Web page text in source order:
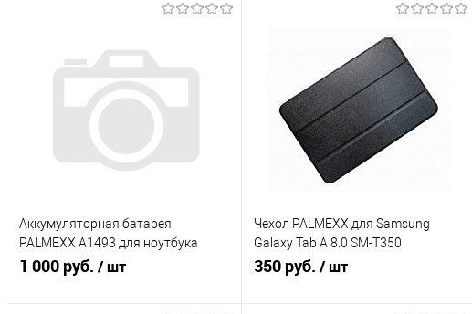
Аккумуляторная батарея
PALMEXX A1493 для ноутбука
Apple MacBook Pro 13" A1502
1 000 руб. / шт
Чехол PALMEXX для Samsung
Galaxy Tab A 8.0 SM-T350
"SMARTBOOK" /черный/
350 руб. / шт